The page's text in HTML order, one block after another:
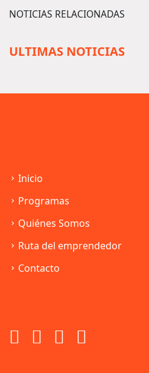
NOTICIAS RELACIONADAS
ULTIMAS NOTICIAS
Inicio
Programas
Quiénes Somos
Ruta del emprendedor
Contacto